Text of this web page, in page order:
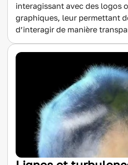
interagissant avec des logos
graphiques, leur permettant
d’interagir de manière